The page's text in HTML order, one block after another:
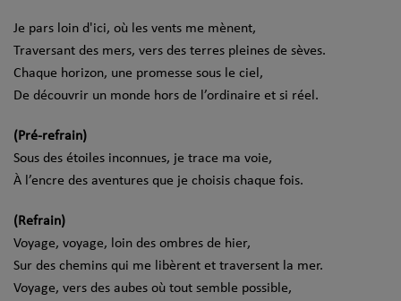
Je pars loin d'ici, où les vents me mènent,
Traversant des mers, vers des terres pleines de sèves.
Chaque horizon, une promesse sous le ciel,
De découvrir un monde hors de l’ordinaire et si réel.
(Pré-refrain)
Sous des étoiles inconnues, je trace ma voie,
À l’encre des aventures que je choisis chaque fois.
(Refrain)
Voyage, voyage, loin des ombres de hier,
Sur des chemins qui me libèrent et traversent la mer.
Voyage, vers des aubes où tout semble possible,